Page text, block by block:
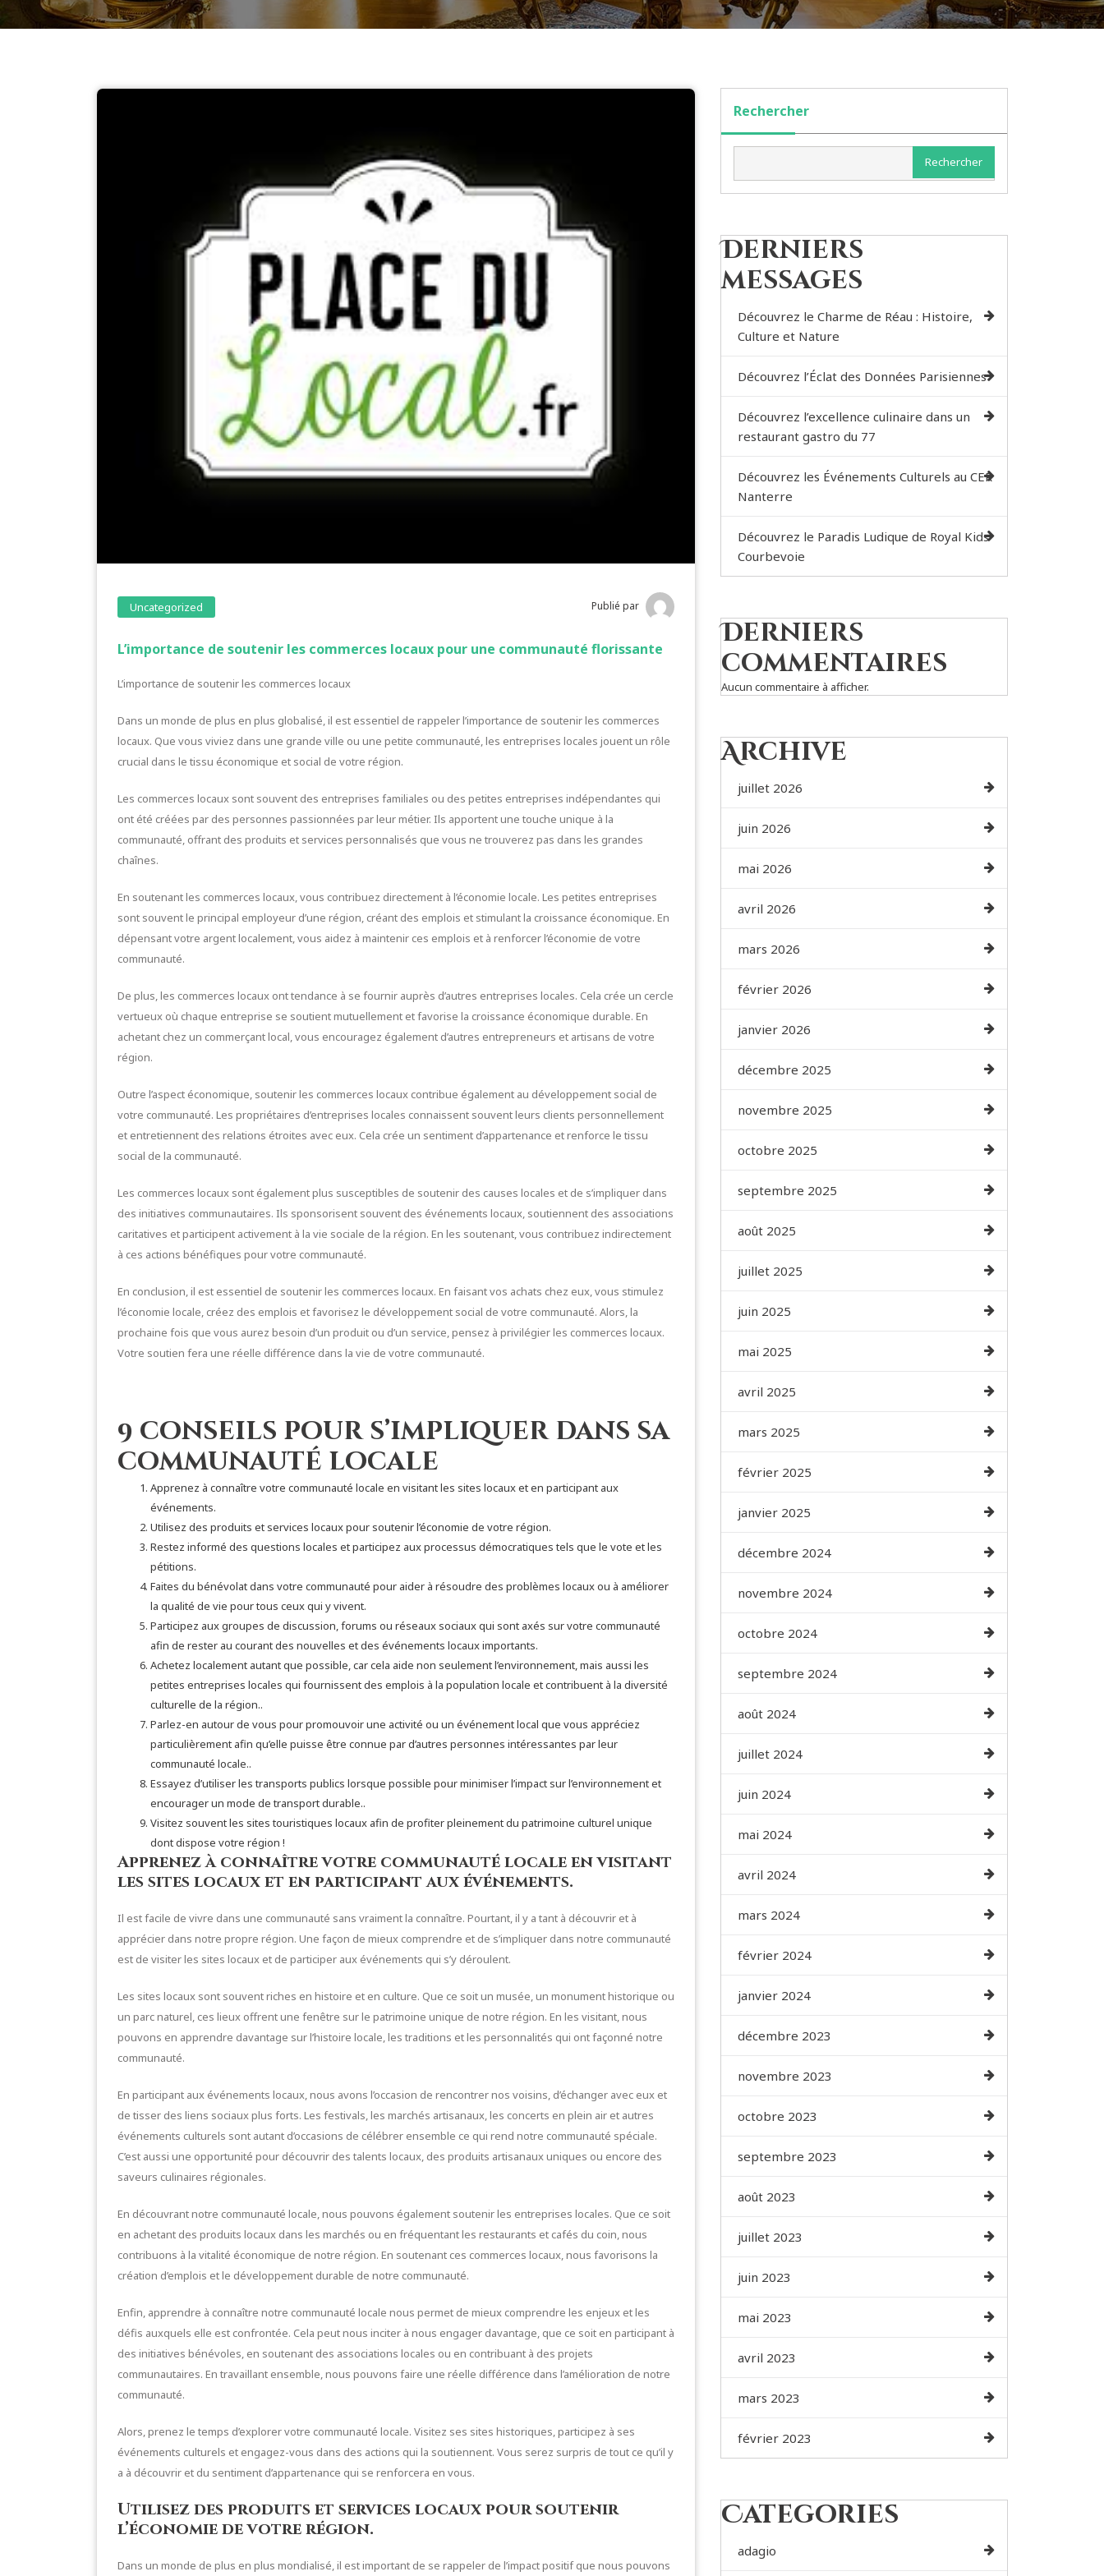
Uncategorized Publié par
L’importance de soutenir les commerces locaux pour une communauté florissante
L’importance de soutenir les commerces locaux
Dans un monde de plus en plus globalisé, il est essentiel de rappeler l’importance de soutenir les commerces
locaux. Que vous viviez dans une grande ville ou une petite communauté, les entreprises locales jouent un rôle
crucial dans le tissu économique et social de votre région.
Les commerces locaux sont souvent des entreprises familiales ou des petites entreprises indépendantes qui
ont été créées par des personnes passionnées par leur métier. Ils apportent une touche unique à la
communauté, offrant des produits et services personnalisés que vous ne trouverez pas dans les grandes
chaînes.
En soutenant les commerces locaux, vous contribuez directement à l’économie locale. Les petites entreprises
sont souvent le principal employeur d’une région, créant des emplois et stimulant la croissance économique. En
dépensant votre argent localement, vous aidez à maintenir ces emplois et à renforcer l’économie de votre
communauté.
De plus, les commerces locaux ont tendance à se fournir auprès d’autres entreprises locales. Cela crée un cercle
vertueux où chaque entreprise se soutient mutuellement et favorise la croissance économique durable. En
achetant chez un commerçant local, vous encouragez également d’autres entrepreneurs et artisans de votre
région.
Outre l’aspect économique, soutenir les commerces locaux contribue également au développement social de
votre communauté. Les propriétaires d’entreprises locales connaissent souvent leurs clients personnellement
et entretiennent des relations étroites avec eux. Cela crée un sentiment d’appartenance et renforce le tissu
social de la communauté.
Les commerces locaux sont également plus susceptibles de soutenir des causes locales et de s’impliquer dans
des initiatives communautaires. Ils sponsorisent souvent des événements locaux, soutiennent des associations
caritatives et participent activement à la vie sociale de la région. En les soutenant, vous contribuez indirectement
à ces actions bénéfiques pour votre communauté.
En conclusion, il est essentiel de soutenir les commerces locaux. En faisant vos achats chez eux, vous stimulez
l’économie locale, créez des emplois et favorisez le développement social de votre communauté. Alors, la
prochaine fois que vous aurez besoin d’un produit ou d’un service, pensez à privilégier les commerces locaux.
Votre soutien fera une réelle différence dans la vie de votre communauté.
9 conseils pour s’impliquer dans sa
communauté locale
Apprenez à connaître votre communauté locale en visitant les sites locaux et en participant aux
événements.
Utilisez des produits et services locaux pour soutenir l’économie de votre région.
Restez informé des questions locales et participez aux processus démocratiques tels que le vote et les
pétitions.
Faites du bénévolat dans votre communauté pour aider à résoudre des problèmes locaux ou à améliorer
la qualité de vie pour tous ceux qui y vivent.
Participez aux groupes de discussion, forums ou réseaux sociaux qui sont axés sur votre communauté
afin de rester au courant des nouvelles et des événements locaux importants.
Achetez localement autant que possible, car cela aide non seulement l’environnement, mais aussi les
petites entreprises locales qui fournissent des emplois à la population locale et contribuent à la diversité
culturelle de la région..
Parlez-en autour de vous pour promouvoir une activité ou un événement local que vous appréciez
particulièrement afin qu’elle puisse être connue par d’autres personnes intéressantes par leur
communauté locale..
Essayez d’utiliser les transports publics lorsque possible pour minimiser l’impact sur l’environnement et
encourager un mode de transport durable..
Visitez souvent les sites touristiques locaux afin de profiter pleinement du patrimoine culturel unique
dont dispose votre région !
Apprenez à connaître votre communauté locale en visitant
les sites locaux et en participant aux événements.
Il est facile de vivre dans une communauté sans vraiment la connaître. Pourtant, il y a tant à découvrir et à
apprécier dans notre propre région. Une façon de mieux comprendre et de s’impliquer dans notre communauté
est de visiter les sites locaux et de participer aux événements qui s’y déroulent.
Les sites locaux sont souvent riches en histoire et en culture. Que ce soit un musée, un monument historique ou
un parc naturel, ces lieux offrent une fenêtre sur le patrimoine unique de notre région. En les visitant, nous
pouvons en apprendre davantage sur l’histoire locale, les traditions et les personnalités qui ont façonné notre
communauté.
En participant aux événements locaux, nous avons l’occasion de rencontrer nos voisins, d’échanger avec eux et
de tisser des liens sociaux plus forts. Les festivals, les marchés artisanaux, les concerts en plein air et autres
événements culturels sont autant d’occasions de célébrer ensemble ce qui rend notre communauté spéciale.
C’est aussi une opportunité pour découvrir des talents locaux, des produits artisanaux uniques ou encore des
saveurs culinaires régionales.
En découvrant notre communauté locale, nous pouvons également soutenir les entreprises locales. Que ce soit
en achetant des produits locaux dans les marchés ou en fréquentant les restaurants et cafés du coin, nous
contribuons à la vitalité économique de notre région. En soutenant ces commerces locaux, nous favorisons la
création d’emplois et le développement durable de notre communauté.
Enfin, apprendre à connaître notre communauté locale nous permet de mieux comprendre les enjeux et les
défis auxquels elle est confrontée. Cela peut nous inciter à nous engager davantage, que ce soit en participant à
des initiatives bénévoles, en soutenant des associations locales ou en contribuant à des projets
communautaires. En travaillant ensemble, nous pouvons faire une réelle différence dans l’amélioration de notre
communauté.
Alors, prenez le temps d’explorer votre communauté locale. Visitez ses sites historiques, participez à ses
événements culturels et engagez-vous dans des actions qui la soutiennent. Vous serez surpris de tout ce qu’il y
a à découvrir et du sentiment d’appartenance qui se renforcera en vous.
Utilisez des produits et services locaux pour soutenir
l’économie de votre région.
Dans un monde de plus en plus mondialisé, il est important de se rappeler de l’impact positif que nous pouvons
Rechercher
Rechercher
Derniers
messages
Découvrez le Charme de Réau : Histoire,
Culture et Nature
Découvrez l’Éclat des Données Parisiennes
Découvrez l’excellence culinaire dans un
restaurant gastro du 77
Découvrez les Événements Culturels au CER
Nanterre
Découvrez le Paradis Ludique de Royal Kids
Courbevoie
Derniers
commentaires
Aucun commentaire à afficher.
Archive
juillet 2026
juin 2026
mai 2026
avril 2026
mars 2026
février 2026
janvier 2026
décembre 2025
novembre 2025
octobre 2025
septembre 2025
août 2025
juillet 2025
juin 2025
mai 2025
avril 2025
mars 2025
février 2025
janvier 2025
décembre 2024
novembre 2024
octobre 2024
septembre 2024
août 2024
juillet 2024
juin 2024
mai 2024
avril 2024
mars 2024
février 2024
janvier 2024
décembre 2023
novembre 2023
octobre 2023
septembre 2023
août 2023
juillet 2023
juin 2023
mai 2023
avril 2023
mars 2023
février 2023
Categories
adagio